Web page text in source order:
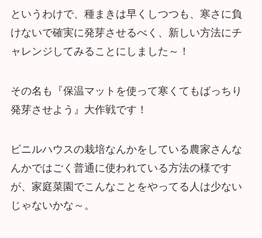
というわけで、種まきは早くしつつも、寒さに負
けないで確実に発芽させるべく、新しい方法にチ
ャレンジしてみることにしました～！
その名も『保温マットを使って寒くてもばっちり
発芽させよう』大作戦です！
ビニルハウスの栽培なんかをしている農家さんな
んかではごく普通に使われている方法の様です
が、家庭菜園でこんなことをやってる人は少ない
じゃないかな～。